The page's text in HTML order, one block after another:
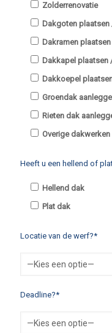
Zolderrenovatie
Dakgoten plaatsen
Dakramen
Dakkapel plaatsen
Dakkoepel
Groendak
Rieten dak
Overige dakwerken
Heeft u een hellend of
Hellend dak
Plat dak
Locatie van de werf?*
Deadline?*